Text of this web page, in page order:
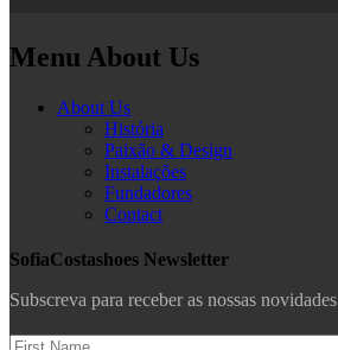
Menu About Us
About Us
História
Paixão & Design
Instalações
Fundadores
Contact
SofiaCostashoes Newsletter
Subscreva para receber as nossas novidades